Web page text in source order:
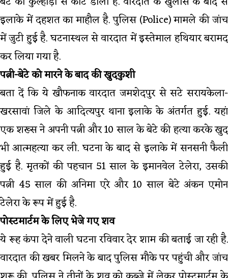
इलाके में दहशत का माहौल है. पुलिस (Police) मामले की जांच
में जुटी हुई है. घटनास्थल से वारदात में इस्तेमाल हथियार बरामद
कर लिया गया है.
पत्नी-बेटे को मारने के बाद की खुदकुशी
बता दें कि ये खौफनाक वारदात जमशेदपुर से सटे सरायकेला-
खरसावां जिले के आदित्यपुर थाना इलाके के अंतर्गत हुई. यहां
एक शख्स ने अपनी पत्नी और 10 साल के बेटे की हत्या करके खुद
भी आत्महत्या कर ली. घटना के बाद से इलाके में सनसनी फैली
हुई है. मृतकों की पहचान 51 साल के इमानवेल टेलेरा, उसकी
पत्नी 45 साल की अनिमा एरे और 10 साल बेटे अंकन एमोन
टेलेरा के रूप में हुई है.
पोस्टमार्टम के लिए भेजे गए शव
ये रूह कंपा देने वाली घटना रविवार देर शाम की बताई जा रही है.
वारदात की खबर मिलने के बाद पुलिस मौके पर पहुंची और जांच